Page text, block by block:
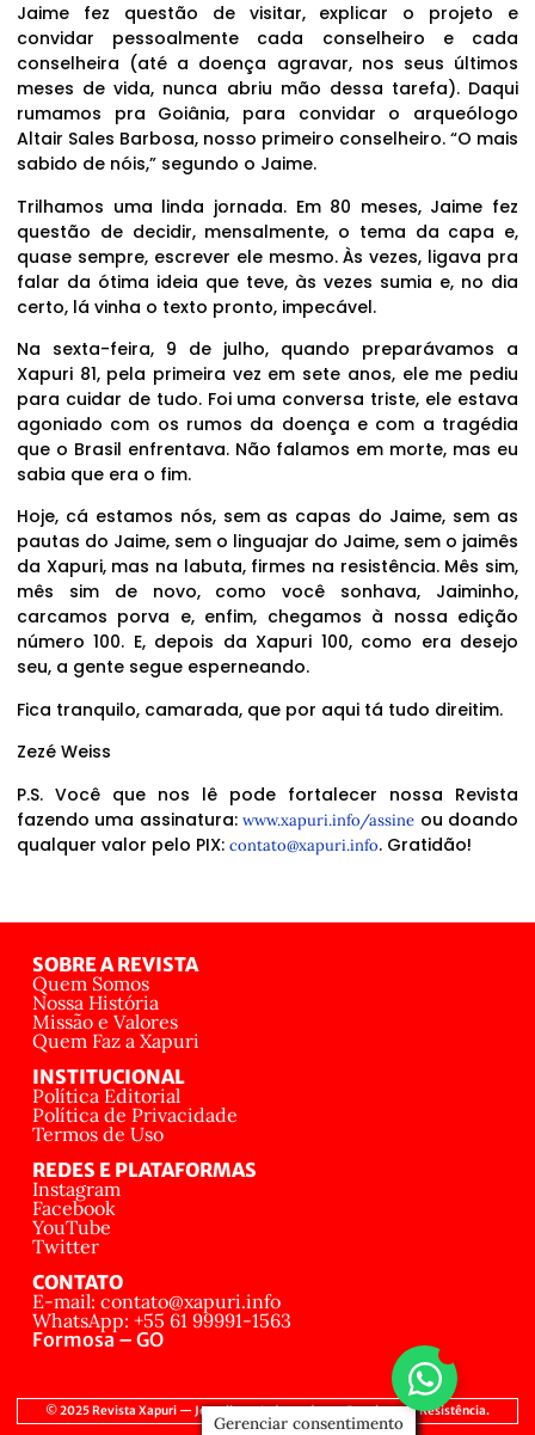
Jaime fez questão de visitar, explicar o projeto e
convidar pessoalmente cada conselheiro e cada
conselheira (até a doença agravar, nos seus últimos
meses de vida, nunca abriu mão dessa tarefa). Daqui
rumamos pra Goiânia, para convidar o arqueólogo
Altair Sales Barbosa, nosso primeiro conselheiro. “O mais
sabido de nóis,” segundo o Jaime.
Trilhamos uma linda jornada. Em 80 meses, Jaime fez
questão de decidir, mensalmente, o tema da capa e,
quase sempre, escrever ele mesmo. Às vezes, ligava pra
falar da ótima ideia que teve, às vezes sumia e, no dia
certo, lá vinha o texto pronto, impecável.
Na sexta-feira, 9 de julho, quando preparávamos a
Xapuri 81, pela primeira vez em sete anos, ele me pediu
para cuidar de tudo. Foi uma conversa triste, ele estava
agoniado com os rumos da doença e com a tragédia
que o Brasil enfrentava. Não falamos em morte, mas eu
sabia que era o fim.
Hoje, cá estamos nós, sem as capas do Jaime, sem as
pautas do Jaime, sem o linguajar do Jaime, sem o jaimês
da Xapuri, mas na labuta, firmes na resistência. Mês sim,
mês sim de novo, como você sonhava, Jaiminho,
carcamos porva e, enfim, chegamos à nossa edição
número 100. E, depois da Xapuri 100, como era desejo
seu, a gente segue esperneando.
Fica tranquilo, camarada, que por aqui tá tudo direitim.
Zezé Weiss
P.S. Você que nos lê pode fortalecer nossa Revista
fazendo uma assinatura:www.xapuri.info/assine ou doando
qualquer valor pelo PIX: contato@xapuri.info. Gratidão!
SOBRE A REVISTA
Quem Somos
Nossa História
Missão e Valores
Quem Faz a Xapuri
INSTITUCIONAL
Política Editorial
Política de Privacidade
Termos de Uso
REDES E PLATAFORMAS
Instagram
Facebook
YouTube
Twitter
CONTATO
E-mail: contato@xapuri.info
WhatsApp: +55 61 99991-1563
Formosa – GO
© 2025 Revista Xapuri — Jornalismo Independente, Popular e de Resistência.
Gerenciar consentimento